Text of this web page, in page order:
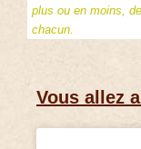
plus ou en moins,
chacun.
Vous allez